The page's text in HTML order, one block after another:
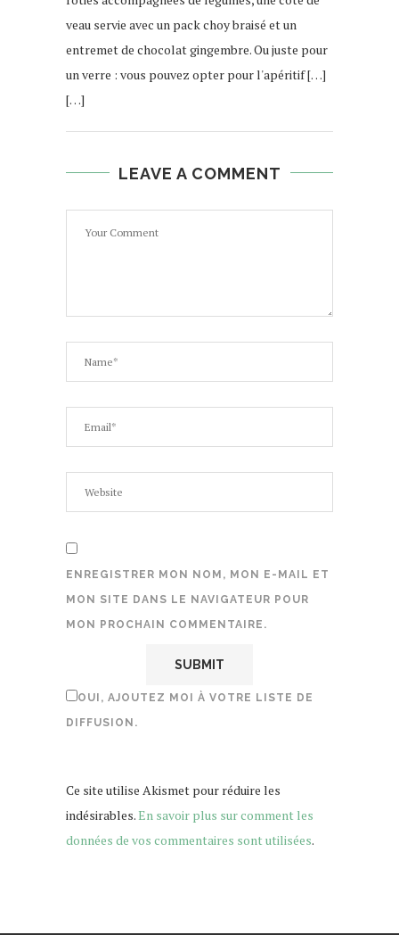
veau servie avec un pack choy braisé et un
entremet de chocolat gingembre. Ou juste pour
un verre : vous pouvez opter pour l'apéritif […]
[…]
LEAVE A COMMENT
ENREGISTRER MON NOM, MON E-MAIL ET
MON SITE DANS LE NAVIGATEUR POUR
MON PROCHAIN COMMENTAIRE.
OUI, AJOUTEZ MOI À VOTRE LISTE DE
DIFFUSION.
Ce site utilise Akismet pour réduire les
indésirables.En savoir plus sur comment les
données de vos commentaires sont utilisées.